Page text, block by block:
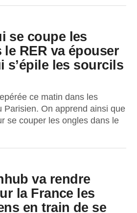
se coupe les
RER va épouser
s’épile les sourcils
ce matin dans les
Parisien. On apprend ainsi que
se couper les ongles dans le
va rendre
la France les
en train de se